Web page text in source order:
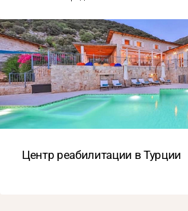
Центр реабилитации в Турции